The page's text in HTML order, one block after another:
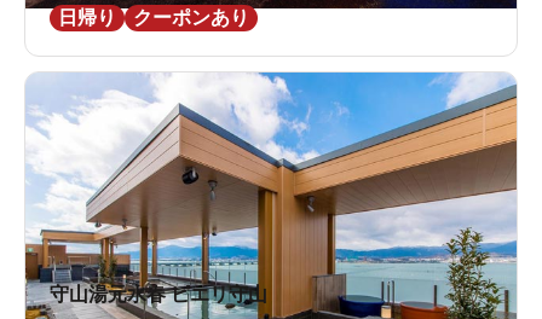
日帰り
クーポンあり
守山湯元水春 ピエリ守山